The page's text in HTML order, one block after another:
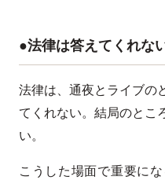
●法律は答えてくれな
法律は、通夜とライブの
てくれない。結局のとこ
い。
こうした場面で重要に